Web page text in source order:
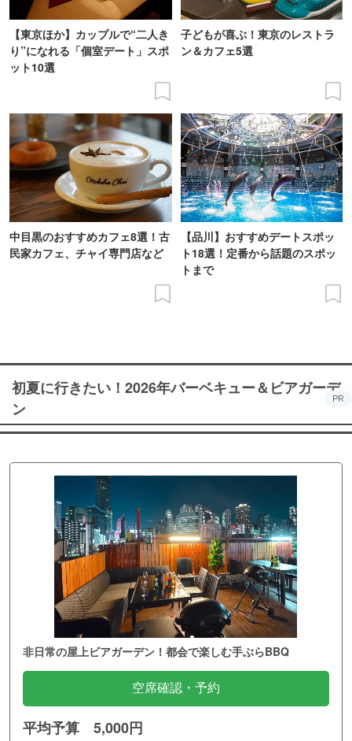
【東京ほか】カップルで“二人き
り”になれる「個室デート」スポ
ット10選
子どもが喜ぶ！東京のレストラ
ン＆カフェ5選
中目黒のおすすめカフェ8選！古
民家カフェ、チャイ専門店など
【品川】おすすめデートスポッ
ト18選！定番から話題のスポッ
トまで
初夏に行きたい！2026年バーベキュー＆ビアガーデ
ン
PR
非日常の屋上ビアガーデン！都会で楽しむ手ぶらBBQ
空席確認・予約
平均予算 5,000円